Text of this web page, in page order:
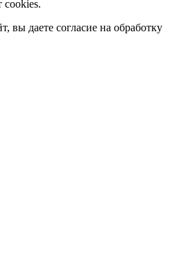
cookies.
вы даете согласие на обработку